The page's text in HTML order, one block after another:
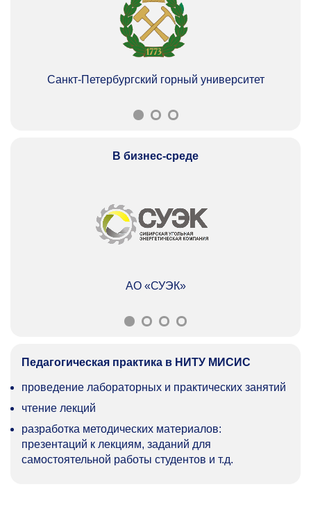
Санкт-Петербургский горный университет
В бизнес-среде
АО «СУЭК»
Педагогическая практика в НИТУ МИСИС
проведение лабораторных и практических занятий
чтение лекций
разработка методических материалов:
презентаций к лекциям, заданий для
самостоятельной работы студентов и т.д.